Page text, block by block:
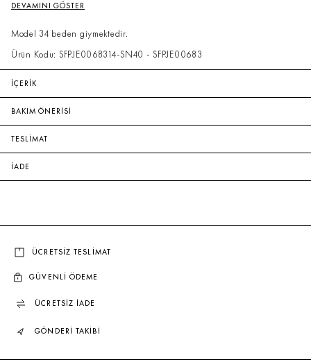
DEVAMINI GÖSTER
Model 34 beden giymektedir.
Ürün Kodu: SFPJE0068314-SN40 - SFPJE00683
İÇERİK
BAKIM ÖNERİSİ
TESLİMAT
İADE
ÜCRETSİZ TESLİMAT
GÜVENLİ ÖDEME
ÜCRETSİZ İADE
GÖNDERİ TAKİBİ